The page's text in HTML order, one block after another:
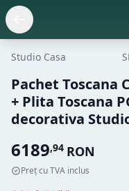
Studio Casa
Pachet Toscana
+ Plita Toscana
decorativa
6189,94 RON
Preț cu TVA inclus